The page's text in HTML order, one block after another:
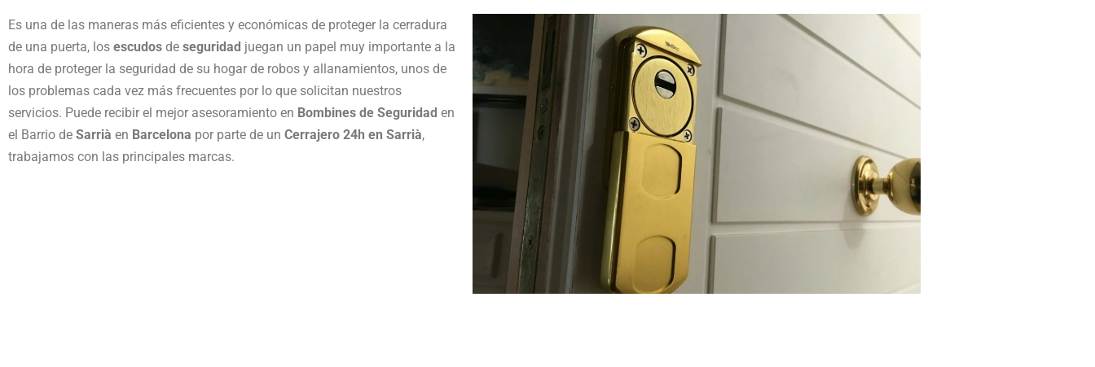
Es una de las maneras más eficientes y económicas de proteger la cerradura
de una puerta, los escudos de seguridad juegan un papel muy importante a la
hora de proteger la seguridad de su hogar de robos y allanamientos, unos de
los problemas cada vez más frecuentes por lo que solicitan nuestros
servicios. Puede recibir el mejor asesoramiento en Bombines de Seguridad en
el Barrio de Sarrià en Barcelona por parte de un Cerrajero 24h en Sarrià,
trabajamos con las principales marcas.